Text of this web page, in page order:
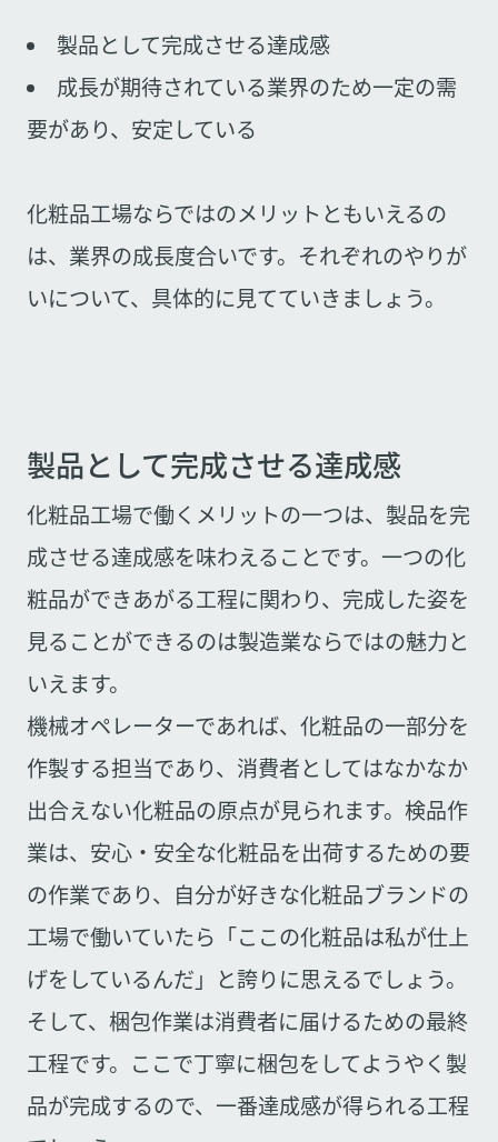
製品として完成させる達成感
成長が期待されている業界のため一定の需
要があり、安定している
化粧品工場ならではのメリットともいえるの
は、業界の成長度合いです。それぞれのやりが
いについて、具体的に見てていきましょう。
製品として完成させる達成感
化粧品工場で働くメリットの一つは、製品を完
成させる達成感を味わえることです。一つの化
粧品ができあがる工程に関わり、完成した姿を
見ることができるのは製造業ならではの魅力と
いえます。
機械オペレーターであれば、化粧品の一部分を
作製する担当であり、消費者としてはなかなか
出合えない化粧品の原点が見られます。検品作
業は、安心・安全な化粧品を出荷するための要
の作業であり、自分が好きな化粧品ブランドの
工場で働いていたら「ここの化粧品は私が仕上
げをしているんだ」と誇りに思えるでしょう。
そして、梱包作業は消費者に届けるための最終
工程です。ここで丁寧に梱包をしてようやく製
品が完成するので、一番達成感が得られる工程